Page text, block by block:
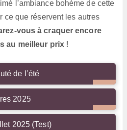
l’ambiance bohème de cette
ce que réservent les autres
vous à craquer encore
au meilleur prix!
de l’été
2025
2025 (Test)